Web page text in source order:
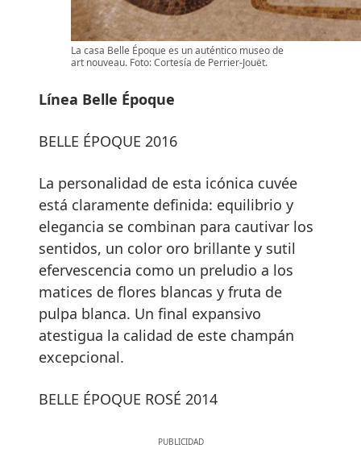
La casa Belle Époque es un auténtico museo de
art nouveau. Foto: Cortesía de Perrier-Jouët.
Línea Belle Époque
BELLE ÉPOQUE 2016
La personalidad de esta icónica cuvée
está claramente definida: equilibrio y
elegancia se combinan para cautivar los
sentidos, un color oro brillante y sutil
efervescencia como un preludio a los
matices de flores blancas y fruta de
pulpa blanca. Un final expansivo
atestigua la calidad de este champán
excepcional.
BELLE ÉPOQUE ROSÉ 2014